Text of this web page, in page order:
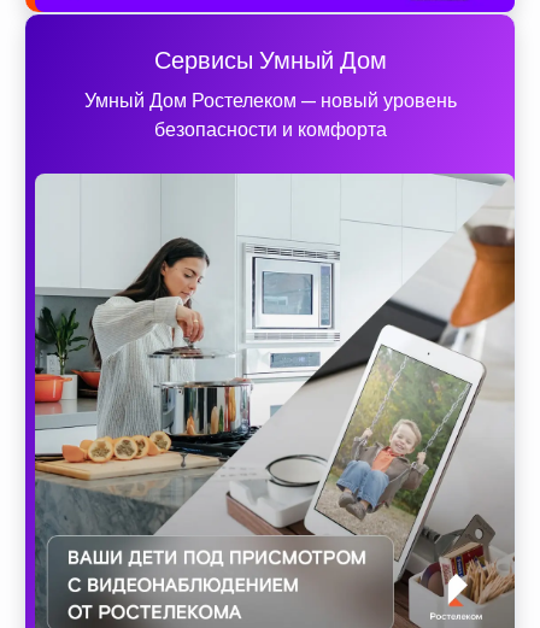
Сервисы Умный Дом
Умный Дом Ростелеком — новый уровень
безопасности и комфорта